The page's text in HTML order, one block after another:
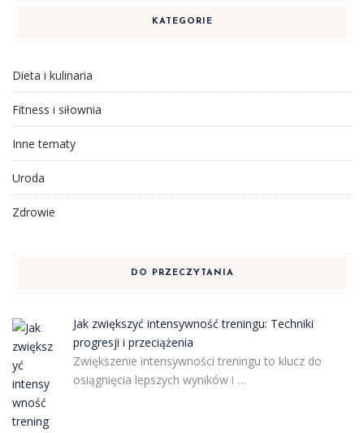
KATEGORIE
Dieta i kulinaria
Fitness i siłownia
Inne tematy
Uroda
Zdrowie
DO PRZECZYTANIA
Jak zwiększyć intensywność treningu: Techniki
progresji i przeciążenia
Zwiększenie intensywności treningu to klucz do
osiągnięcia lepszych wyników i …